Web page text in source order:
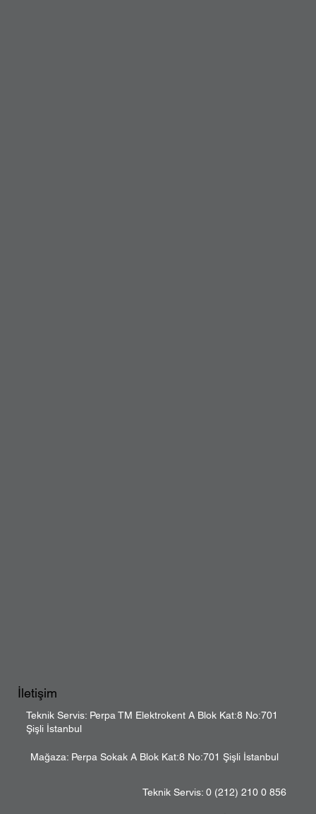
İletişim
Teknik Servis: Perpa TM Elektrokent A Blok Kat:8 No:701
Şişli İstanbul
Mağaza: Perpa Sokak A Blok Kat:8 No:701 Şişli İstanbul
Teknik Servis: 0 (212) 210 0 856